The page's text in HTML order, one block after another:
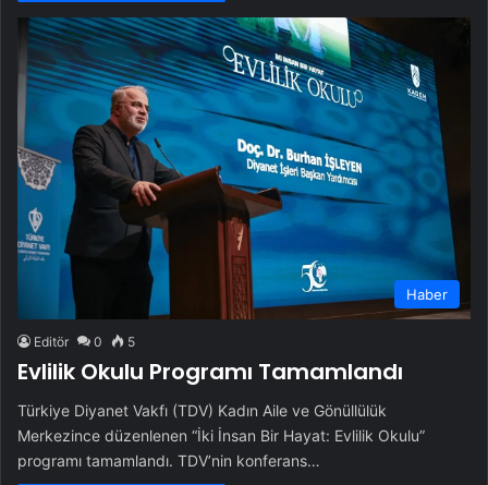
Haber
Editör 0 5
Evlilik Okulu Programı Tamamlandı
Türkiye Diyanet Vakfı (TDV) Kadın Aile ve Gönüllülük
Merkezince düzenlenen “İki İnsan Bir Hayat: Evlilik Okulu”
programı tamamlandı. TDV’nin konferans…